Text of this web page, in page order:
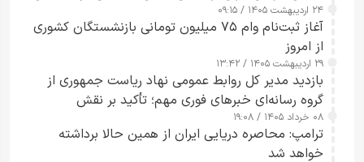
کامل مردم تا ۲۴ ساعت آینده
۲۴ اردیبهشت ۱۴۰۵ / ۰۹:۱۵
آغاز ثبت‌نام وام ۷۵ میلیون تومانی بازنشستگان کشوری
از امروز
۲۹ اردیبهشت ۱۴۰۵ / ۱۳:۴۲
بازدید مدیر کل روابط عمومی نهاد ریاست جمهوری از
گروه رسانه‌ای خبرهای فوری مهم؛ تأکید بر نقش
رسانه‌های هوشمند و مسئول در ارتقای آگاهی عمومی
۰۸ خرداد ۱۴۰۵ / ۱۹:۰۸
ترامپ: محاصره دریایی ایران از همین حالا برداشته
خواهد شد